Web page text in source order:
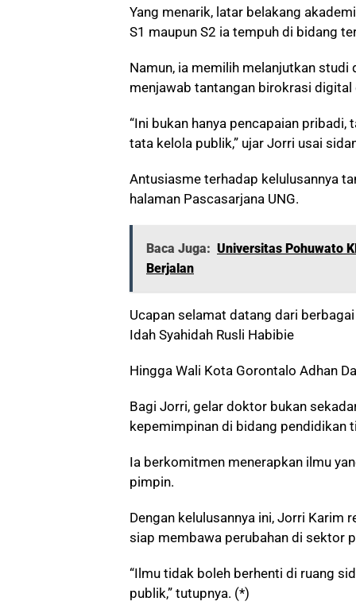
Yang menarik, latar belakang
S1 maupun S2 ia tempuh di bidang
Namun, ia memilih melanjutkan
menjawab tantangan birokrasi
“Ini bukan hanya pencapaian
tata kelola publik,” ujar Jorri usai
Antusiasme terhadap kelulusannya
halaman Pascasarjana UNG.
Baca Juga: Universitas Pohuwato
Berjalan
Ucapan selamat datang dari
Idah Syahidah Rusli Habibie
Hingga Wali Kota Gorontalo Adhan
Bagi Jorri, gelar doktor bukan
kepemimpinan di bidang pendidikan
Ia berkomitmen menerapkan ilmu
pimpin.
Dengan kelulusannya ini, Jorri Karim
siap membawa perubahan di sektor
“Ilmu tidak boleh berhenti di ruang
publik,” tutupnya. (*)